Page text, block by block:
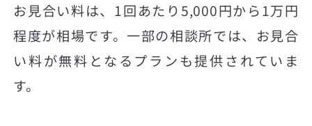
お見合い料は、1回あたり5,000円から1万円
程度が相場です。一部の相談所では、お見合
い料が無料となるプランも提供されていま
す。